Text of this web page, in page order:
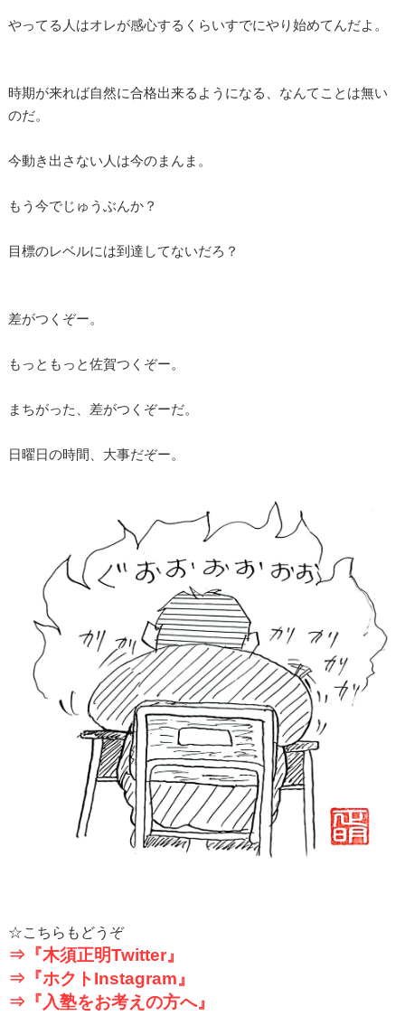
やってる人はオレが感心するくらいすでにやり始めてんだよ。
時期が来れば自然に合格出来るようになる、なんてことは無い
のだ。
今動き出さない人は今のまんま。
もう今でじゅうぶんか？
目標のレベルには到達してないだろ？
差がつくぞー。
もっともっと佐賀つくぞー。
まちがった、差がつくぞーだ。
日曜日の時間、大事だぞー。
☆こちらもどうぞ
⇒『木須正明Twitter』
⇒『ホクトInstagram』
⇒『入塾をお考えの方へ』